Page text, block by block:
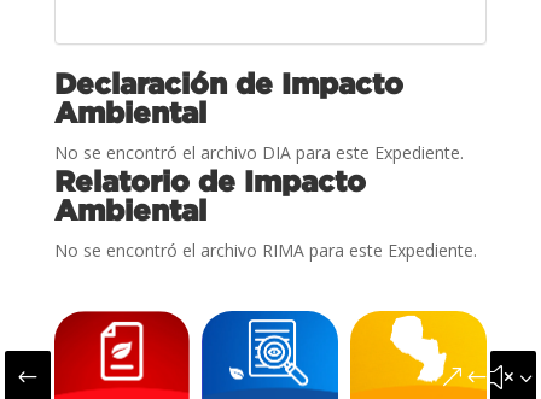
Declaración de Impacto
Ambiental
No se encontró el archivo DIA para este Expediente.
Relatorio de Impacto
Ambiental
No se encontró el archivo RIMA para este Expediente.
#